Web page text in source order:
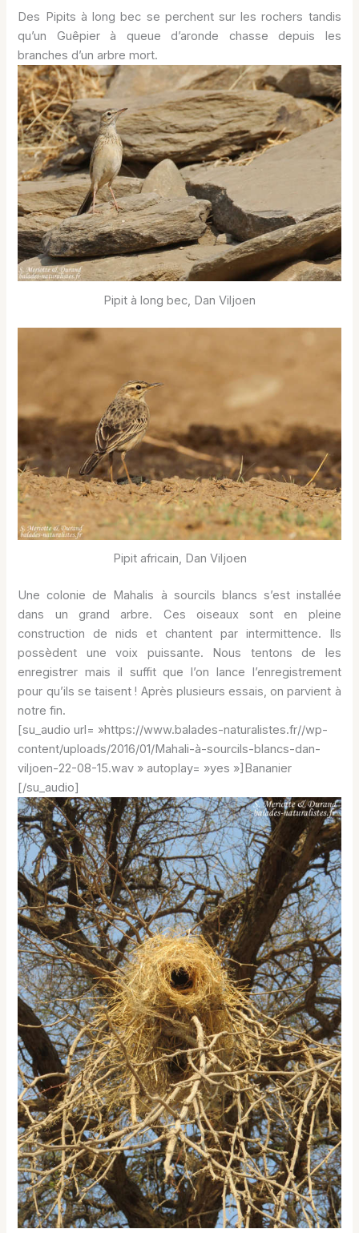
Des Pipits à long bec se perchent sur les rochers tandis
qu’un Guêpier à queue d’aronde chasse depuis les
branches d’un arbre mort.
Pipit à long bec, Dan Viljoen
Pipit africain, Dan Viljoen
Une colonie de Mahalis à sourcils blancs s’est installée
dans un grand arbre. Ces oiseaux sont en pleine
construction de nids et chantent par intermittence. Ils
possèdent une voix puissante. Nous tentons de les
enregistrer mais il suffit que l’on lance l’enregistrement
pour qu’ils se taisent ! Après plusieurs essais, on parvient à
notre fin.
[su_audio url= »https://www.balades-naturalistes.fr//wp-
content/uploads/2016/01/Mahali-à-sourcils-blancs-dan-
viljoen-22-08-15.wav » autoplay= »yes »]Bananier
[/su_audio]